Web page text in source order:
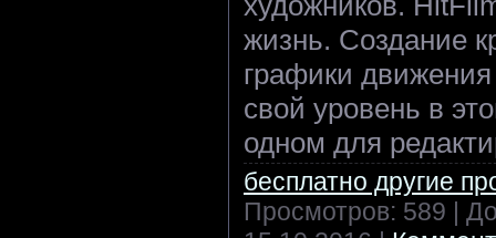
жизнь. Создание
графики
свой уровень в
одном для
бесплатно другие
Просмотров: 589 |